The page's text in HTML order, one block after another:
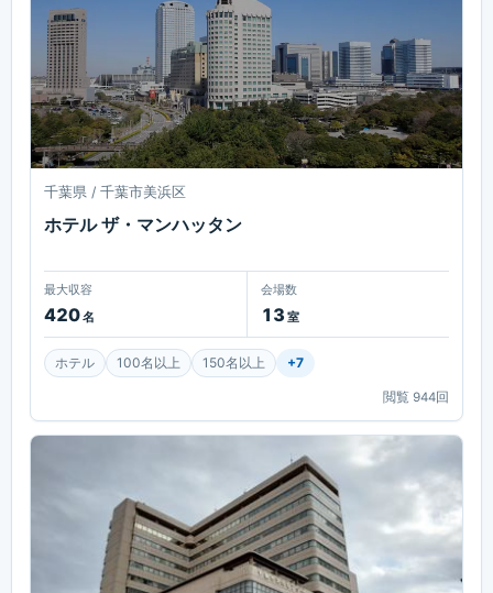
千葉県 / 千葉市美浜区
ホテル ザ・マンハッタン
最大収容
420名
会場数
13 室
ホテル 100名以上 150名以上 +7
閲覧 944回